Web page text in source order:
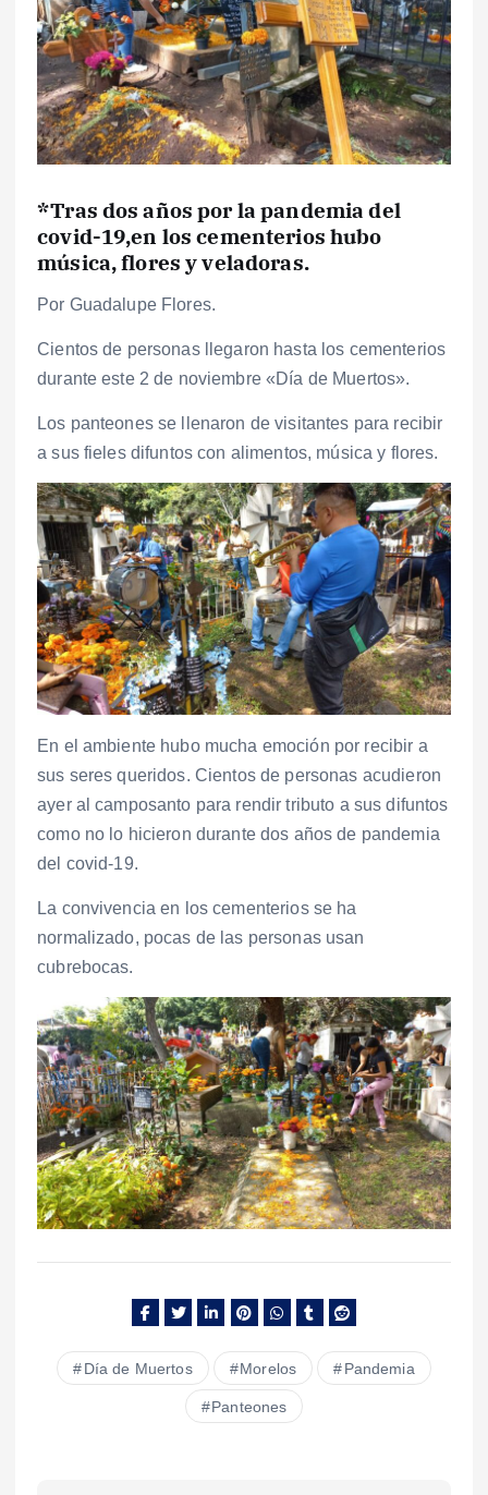
*Tras dos años por la pandemia del
covid-19,en los cementerios hubo
música, flores y veladoras.
Por Guadalupe Flores.
Cientos de personas llegaron hasta los cementerios
durante este 2 de noviembre «Día de Muertos».
Los panteones se llenaron de visitantes para recibir
a sus fieles difuntos con alimentos, música y flores.
En el ambiente hubo mucha emoción por recibir a
sus seres queridos. Cientos de personas acudieron
ayer al camposanto para rendir tributo a sus difuntos
como no lo hicieron durante dos años de pandemia
del covid-19.
La convivencia en los cementerios se ha
normalizado, pocas de las personas usan
cubrebocas.
Día de Muertos Morelos Pandemia
Panteones